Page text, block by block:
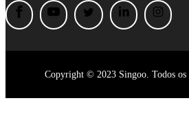
Copyright © 2023 Singoo. Todos os